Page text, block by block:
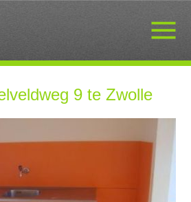
9 te Zwolle